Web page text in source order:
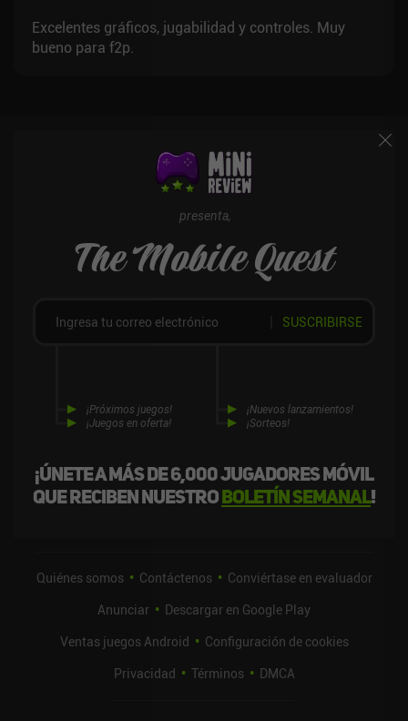
Excelentes gráficos, jugabilidad y controles. Muy
bueno para f2p.
presenta,
The Mobile Quest
¡Únete a más de 6,000 jugadores móvil
que reciben nuestroboletín semanal!
¡Próximos juegos!
¡Juegos en oferta!
¡Nuevos lanzamientos!
¡Sorteos!
SUSCRIBIRSE
Quiénes somos Contáctenos
Conviértase en evaluador
Anunciar
Descargar en Google Play
Ventas juegos Android
Configuración de cookies
Privacidad
Términos DMCA